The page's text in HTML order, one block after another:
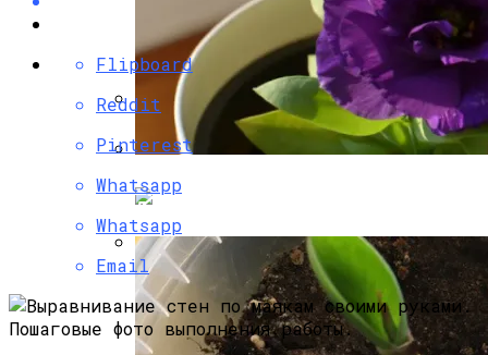
Как Правильно Залить Фундамент Под
Дом: Алгоритм Работ
Опалубка Для Фундамента Своими
Руками: Делаем Правильно
Делаем Ленточный Фундамент Своими
Руками – Надежную Основа Дома
Эустома: Выращивание Из Семян В
Домашних Условиях
Flipboard
Reddit
Pinterest
Whatsapp
Whatsapp
Email